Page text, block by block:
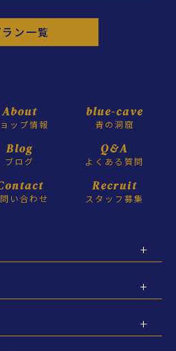
ン一覧
About
ップ情報
blue-cave
青の洞窟
Blog
ブログ
Q&A
よくある質問
い合わせ
Recruit
スタッフ募集